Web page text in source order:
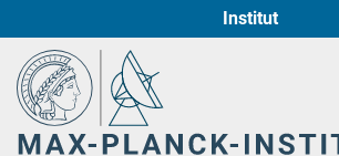
Institut
Radioastronomische
Sternentstehung und